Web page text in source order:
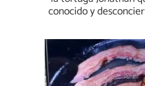
conocido y